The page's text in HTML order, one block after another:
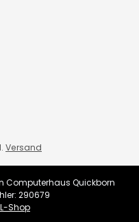
Versand
Computerhaus Quickborn
290679
Shop